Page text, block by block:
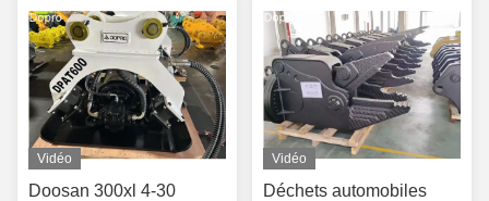
Vidéo
Doosan 300xl 4-30
Vidéo
Déchets automobiles